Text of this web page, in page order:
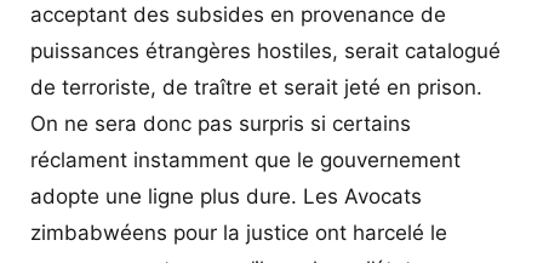
acceptant des subsides en provenance de
puissances étrangères hostiles, serait catalogué
de terroriste, de traître et serait jeté en prison.
On ne sera donc pas surpris si certains
réclament instamment que le gouvernement
adopte une ligne plus dure. Les Avocats
zimbabwéens pour la justice ont harcelé le